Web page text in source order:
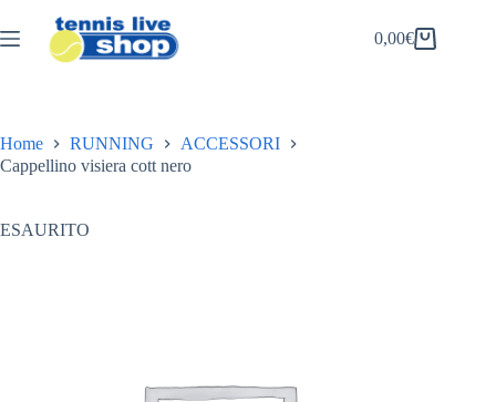
al
contenuto
Carrello
0,00€
Home RUNNING
ACCESSORI
Cappellino visiera cott nero
ESAURITO